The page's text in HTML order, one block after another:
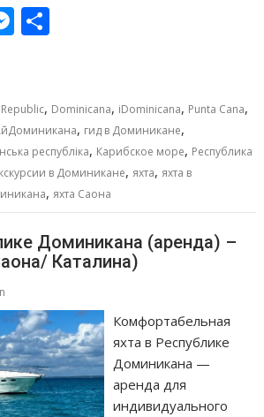
M
e
e
n
g
er
р
а
в
и
т
ь
, Dominicana, iDominicana, Punta Cana,
, гид в Доминикане,
республіка, Карибское море, Республика
в Доминикане, яхта, яхта в
, яхта Саона
Доминикана (аренда) –
Каталина)
Комфортабельная
яхта в Республике
Доминикана —
аренда для
индивидуального